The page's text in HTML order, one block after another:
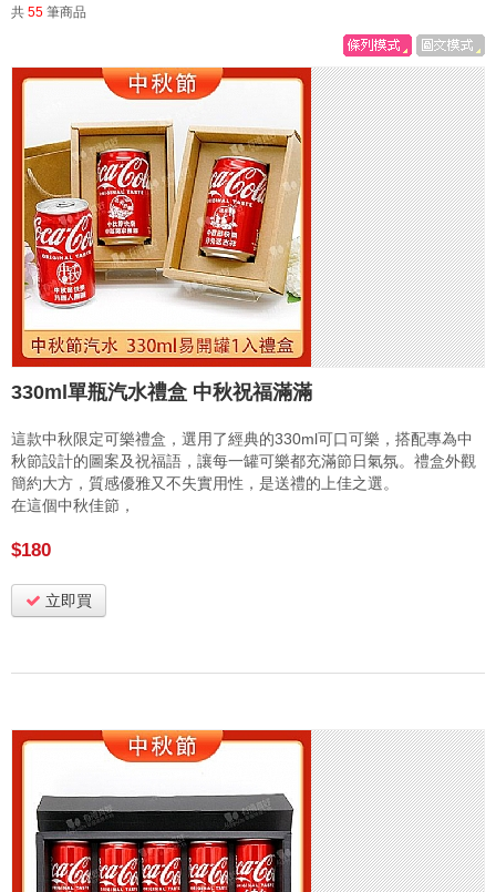
共 55 筆商品
330ml單瓶汽水禮盒 中秋祝福滿滿
這款中秋限定可樂禮盒，選用了經典的330ml可口可樂，搭配專為中
秋節設計的圖案及祝福語，讓每一罐可樂都充滿節日氣氛。禮盒外觀
簡約大方，質感優雅又不失實用性，是送禮的上佳之選。
在這個中秋佳節，
$180
立即買